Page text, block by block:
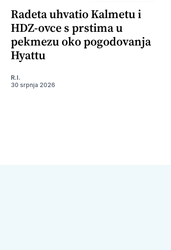
Radeta uhvatio Kalmetu i
HDZ-ovce s prstima u
pekmezu oko pogodovanja
Hyattu
R.I.
30 srpnja 2026